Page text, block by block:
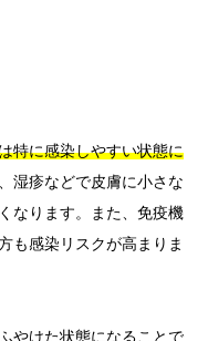
特に感染しやすい状態に
湿疹などで皮膚に小さな
なります。また、免疫機
も感染リスクが高まりま
やけた状態になることで